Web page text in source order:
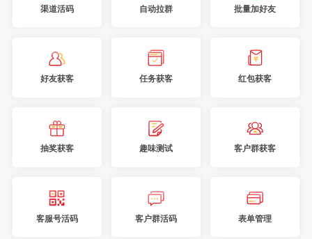
渠道活码 自动拉群 批量加好友
好友获客 任务获客 红包获客
抽奖获客 趣味测试 客户群获客
客服号活码 客户群活码 表单管理